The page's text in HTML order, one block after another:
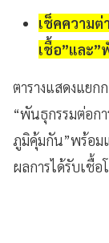
เช็คความต่
เชื้อ”และ
ตารางแสดงแยก
“พันธุกรรมต่อก
ภูมิคุ้มกัน”พร้อม
ผลการได้รับเชื้อ